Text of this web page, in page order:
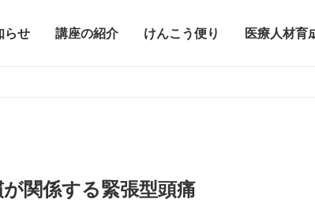
らせ 講座の紹介 けんこう便り 医療人材育
関係する緊張型頭痛